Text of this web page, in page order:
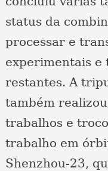
status da
processar e
experimentais
restantes. A
também
trabalhos e
trabalho em
Shenzhou-23,